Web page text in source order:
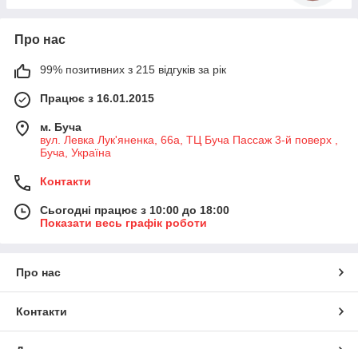
Про нас
99% позитивних з 215 відгуків за рік
Працює з 16.01.2015
м. Буча
вул. Левка Лук'яненка, 66а, ТЦ Буча Пассаж 3-й поверх ,
Буча, Україна
Контакти
Сьогодні працює з 10:00 до 18:00
Показати весь графік роботи
Про нас
Контакти